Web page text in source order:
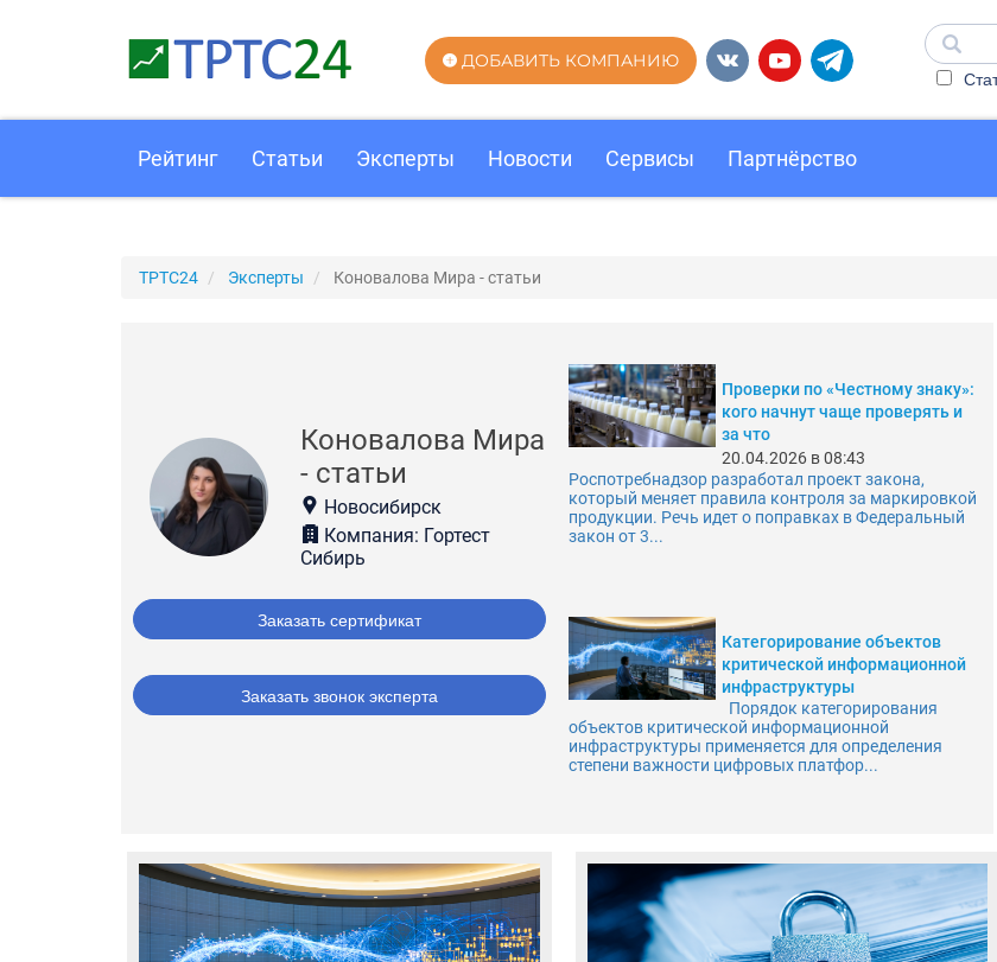
ДОБАВИТЬ КОМПАНИЮ
Рейтинг Статьи Эксперты Новости Сервисы Партнёрство
ТРТС24 Эксперты Коновалова Мира - статьи
Коновалова Мира
- статьи
Новосибирск
Компания: Гортест
Сибирь
Заказать сертификат
Заказать звонок эксперта
Проверки по «Честному знаку»:
кого начнут чаще проверять и
за что
20.04.2026 в 08:43
Роспотребнадзор разработал проект закона,
который меняет правила контроля за маркировкой
продукции. Речь идет о поправках в Федеральный
закон от 3...
Категорирование объектов
критической информационной
инфраструктуры
Порядок категорирования
объектов критической информационной
инфраструктуры применяется для определения
степени важности цифровых платфор...